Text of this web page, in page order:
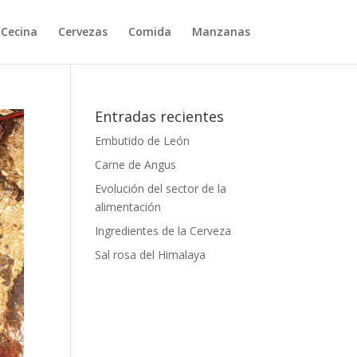
Cecina Cervezas Comida Manzanas
Entradas recientes
Embutido de León
Carne de Angus
Evolución del sector de la
alimentación
Ingredientes de la Cerveza
Sal rosa del Himalaya